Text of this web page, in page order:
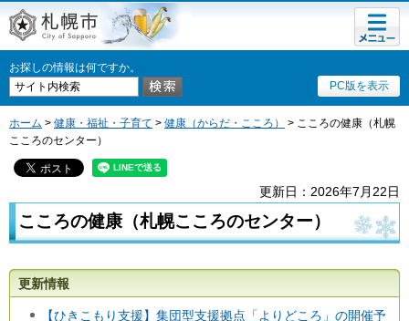
札幌市
お探しの情報は何ですか。
PC版を表示
メニュ
ー
ホーム > 健康・福祉・子育て > 健康（からだ・こころ）
> こころの健康（札幌
こころのセンター）
更新日：2026年7月22日
こころの健康（札幌こころのセンター）
更新情報
【ひきこもり支援】集団型支援拠点「よりどころ」の開催予